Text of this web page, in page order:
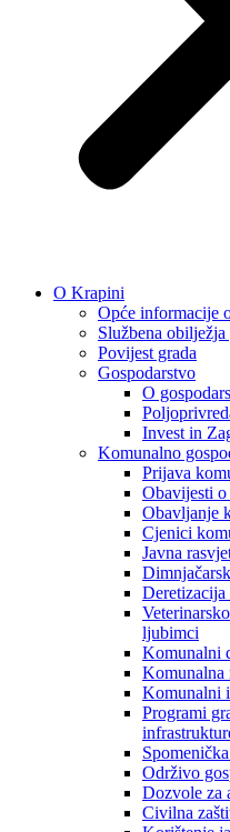
O Krapini
Opće informacije
Službena obilježja
Povijest grada
Gospodarstvo
O
Invest in
Komunalno
Prijava
Obavijesti
Obavljanje
Cjenici
Javna
Deretizacija
ljubimci
Komunalni
Komunalna
Komunalni
Programi
Održivo
Dozvole za
Civilna